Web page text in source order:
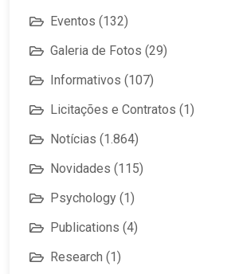
Eventos (132)
Galeria de Fotos (29)
Informativos (107)
Licitações e Contratos (1)
Notícias (1.864)
Novidades (115)
Psychology (1)
Publications (4)
Research (1)